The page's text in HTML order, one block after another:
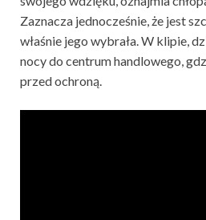
Zaznacza jednocześnie, że jest
właśnie jego wybrała. W klipie,
nocy do centrum handlowego,
przed ochroną.